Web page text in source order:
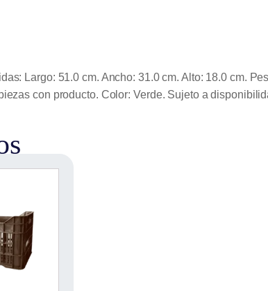
Largo: 51.0 cm. Ancho: 31.0 cm. Alto: 18.0 cm.
con producto. Color: Verde. Sujeto a